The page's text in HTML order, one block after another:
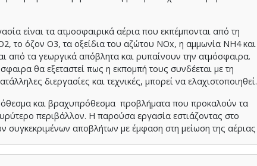
είναι τα ατμοσφαιρικά αέρια που εκπέμπονται από τη
το όζον Ο3, τα οξείδια του αζώτου ΝΟx, η αμμωνία NH4 και
από τα γεωργικά απόβλητα και ρυπαίνουν την ατμόσφαιρα.
θα εξεταστεί πως η εκπομπή τους συνδέεται με τη
διεργασίες και τεχνικές, μπορεί να ελαχιστοποιηθεί.
και βραχυπρόθεσμα προβλήματα που προκαλούν τα
περιβάλλον. Η παρούσα εργασία εστιάζοντας στο
συγκεκριμένων αποβλήτων με έμφαση στη μείωση της αέριας